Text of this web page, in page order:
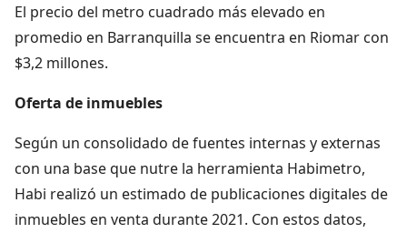
El precio del metro cuadrado más elevado en
promedio en Barranquilla se encuentra en Riomar con
$3,2 millones.
Oferta de inmuebles
Según un consolidado de fuentes internas y externas
con una base que nutre la herramienta Habimetro,
Habi realizó un estimado de publicaciones digitales de
inmuebles en venta durante 2021. Con estos datos,